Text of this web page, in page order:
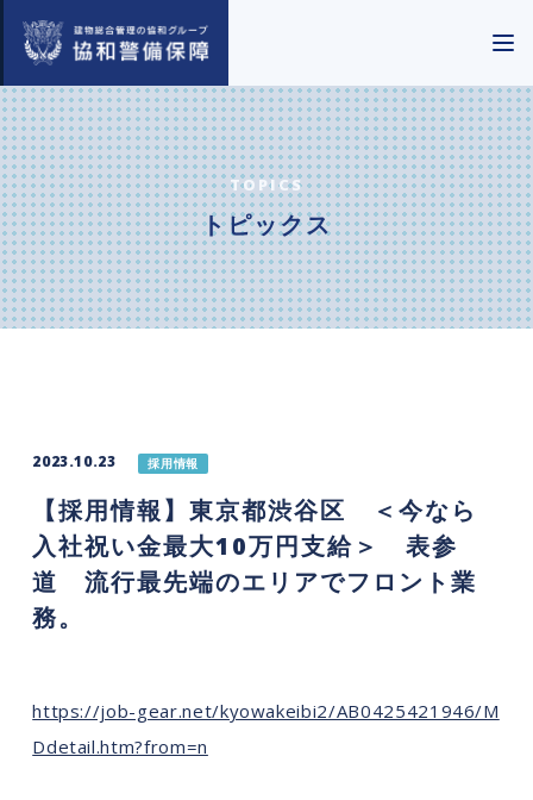
TOPICS
トピックス
2023.10.23 採用情報
【採用情報】東京都渋谷区 ＜今なら
入社祝い金最大10万円支給＞ 表参
道 流行最先端のエリアでフロント業
務。
https://job-gear.net/kyowakeibi2/AB0425421946/M
Ddetail.htm?from=n